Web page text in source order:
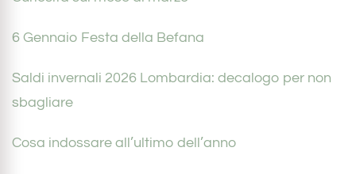
6 Gennaio Festa della Befana
Saldi invernali 2026 Lombardia: decalogo per non
sbagliare
Cosa indossare all’ultimo dell’anno